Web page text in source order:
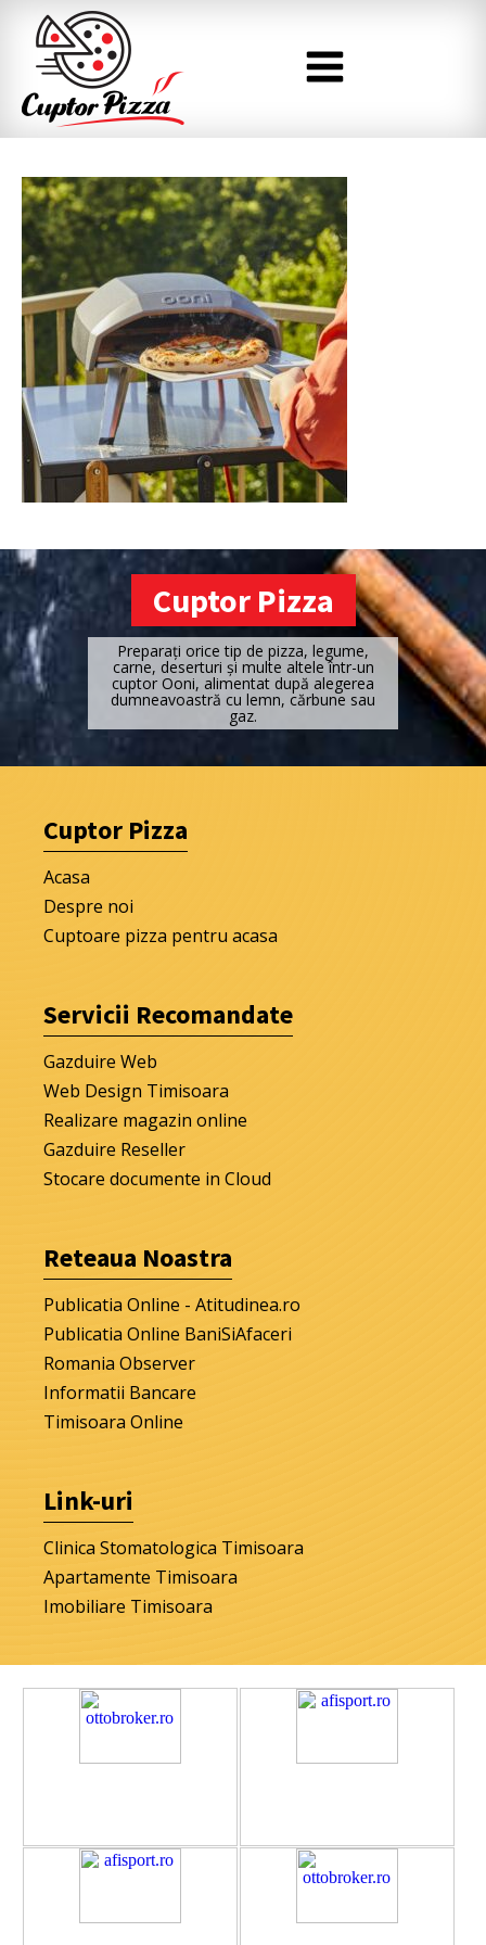
Cuptor Pizza
Preparați orice tip de pizza, legume,
carne, deserturi și multe altele într-un
cuptor Ooni, alimentat după alegerea
dumneavoastră cu lemn, cărbune sau
gaz.
Cuptor Pizza
Acasa
Despre noi
Cuptoare pizza pentru acasa
Servicii Recomandate
Gazduire Web
Web Design Timisoara
Realizare magazin online
Gazduire Reseller
Stocare documente in Cloud
Reteaua Noastra
Publicatia Online - Atitudinea.ro
Publicatia Online BaniSiAfaceri
Romania Observer
Informatii Bancare
Timisoara Online
Link-uri
Clinica Stomatologica Timisoara
Apartamente Timisoara
Imobiliare Timisoara